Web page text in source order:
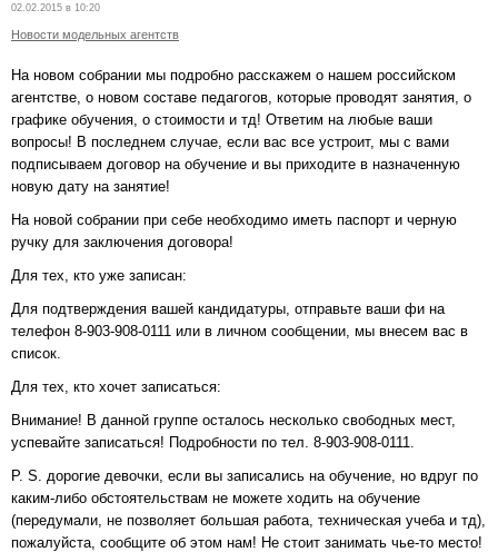
02.02.2015 в 10:20
Новости модельных агентств
На новом собрании мы подробно расскажем о нашем российском
агентстве, о новом составе педагогов, которые проводят занятия, о
графике обучения, о стоимости и тд! Ответим на любые ваши
вопросы! В последнем случае, если вас все устроит, мы с вами
подписываем договор на обучение и вы приходите в назначенную
новую дату на занятие!
На новой собрании при себе необходимо иметь паспорт и черную
ручку для заключения договора!
Для тех, кто уже записан:
Для подтверждения вашей кандидатуры, отправьте ваши фи на
телефон 8-903-908-0111 или в личном сообщении, мы внесем вас в
список.
Для тех, кто хочет записаться:
Внимание! В данной группе осталось несколько свободных мест,
успевайте записаться! Подробности по тел. 8-903-908-0111.
P. S. дорогие девочки, если вы записались на обучение, но вдруг по
каким-либо обстоятельствам не можете ходить на обучение
(передумали, не позволяет большая работа, техническая учеба и тд),
пожалуйста, сообщите об этом нам! Не стоит занимать чье-то место!